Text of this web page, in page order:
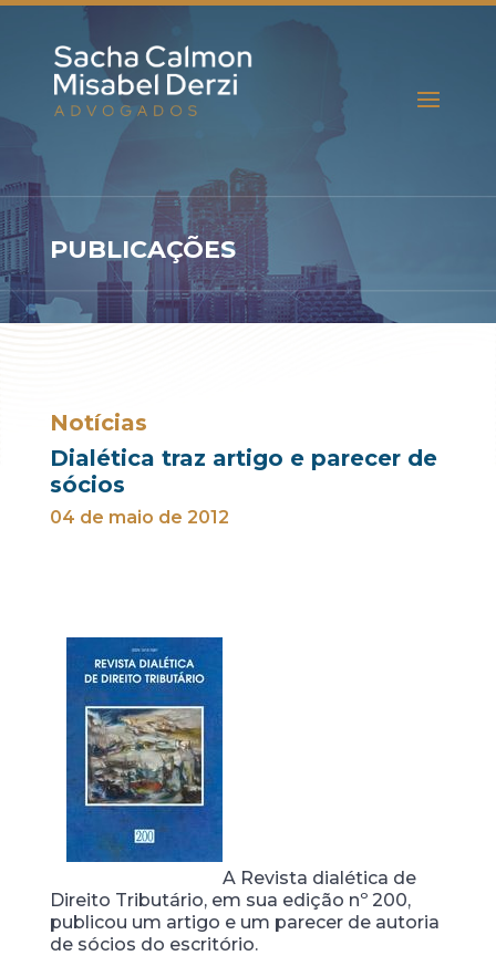
PUBLICAÇÕES
Notícias
Dialética traz artigo e parecer de
sócios
04 de maio de 2012
A Revista dialética de
Direito Tributário, em sua edição nº 200,
publicou um artigo e um parecer de autoria
de sócios do escritório.